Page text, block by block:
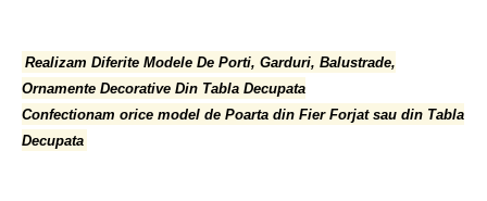
Realizam Diferite Modele De Porti, Garduri, Balustrade,
Ornamente Decorative Din Tabla Decupata
Confectionam orice model de Poarta din Fier Forjat sau din Tabla
Decupata